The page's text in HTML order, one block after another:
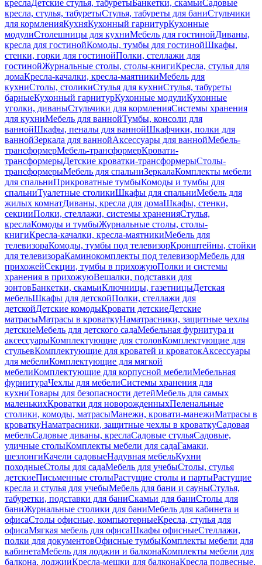
креслаДетские стулья, табуретыБанкетки, скамьиСадовые
кресла, стулья, табуретыСтулья, табуреты для баниСтульчики
для кормленияКухняКухонный гарнитурКухонные
модулиСтолешницы для кухниМебель для гостинойДиваны,
кресла для гостинойКомоды, тумбы для гостинойШкафы,
стенки, горки для гостинойПолки, стеллажи для
гостинойЖурнальные столы, столы-книгиКресла, стулья для
домаКресла-качалки, кресла-маятникиМебель для
кухниСтолы, столикиСтулья для кухниСтулья, табуреты
барныеКухонный гарнитурКухонные модулиКухонные
уголки, диваныСтульчики для кормленияСистемы хранения
для кухниМебель для ваннойТумбы, консоли для
ваннойШкафы, пеналы для ваннойШкафчики, полки для
ваннойЗеркала для ваннойАксессуары для ваннойМебель-
трансформерМебель-трансформерКровати-
трансформерыДетские кроватки-трансформерыСтолы-
трансформерыМебель для спальниЗеркалаКомплекты мебели
для спальниПрикроватные тумбыКомоды и тумбы для
спальниТуалетные столикиШкафы для спальниМебель для
жилых комнатДиваны, кресла для домаШкафы, стенки,
секцииПолки, стеллажи, системы храненияСтулья,
креслаКомоды и тумбыЖурнальные столы, столы-
книгиКресла-качалки, кресла-маятникиМебель для
телевизораКомоды, тумбы под телевизорКронштейны, стойки
для телевизораКаминокомплекты под телевизорМебель для
прихожейСекции, тумбы в прихожуюПолки и системы
хранения в прихожуюВешалки, подставки для
зонтовБанкетки, скамьиКлючницы, газетницыДетская
мебельШкафы для детскойПолки, стеллажи для
детскойДетские комодыКровати детскиеДетские
матрасыМатрасы в кроваткуНаматрасники, защитные чехлы
детскиеМебель для детского садаМебельная фурнитура и
аксессуарыКомплектующие для столовКомплектующие для
стульевКомплектующие для кроватей и кроватокАксессуары
для мебелиКомплектующие для мягкой
мебелиКомплектующие для корпусной мебелиМебельная
фурнитураЧехлы для мебелиСистемы хранения для
кухниТовары для безопасности детейМебель для самых
маленькихКроватки для новорожденныхПеленальные
столики, комоды, матрасыМанежи, кровати-манежиМатрасы в
кроваткуНаматрасники, защитные чехлы в кроваткуСадовая
мебельСадовые диваны, креслаСадовые стульяСадовые,
уличные столыКомплекты мебели для садаГамаки,
шезлонгиКачели садовыеНадувная мебельКухни
походныеСтолы для садаМебель для учебыСтолы, стулья
детскиеПисьменные столыРастущие столы и партыРастущие
кресла и стулья для учебыМебель для бани и сауныСтулья,
табуретки, подставки для баниСкамьи для баниСтолы для
баниЖурнальные столики для баниМебель для кабинета и
офисаСтолы офисные, компьютерныеКресла, стулья для
офисаМягкая мебель для офисаШкафы офисныеСтеллажи,
полки для документовОфисные тумбыКомплекты мебели для
кабинетаМебель для лоджии и балконаКомплекты мебели для
балкона, лоджииКресла-мешки для балконаКресла подвесные,